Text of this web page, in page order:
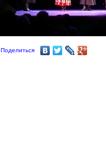
Поделиться